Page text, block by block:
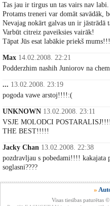
Tas jau ir tirgus un tas vairs nav labi.
Protams treneri var domāt savādāk,
Nevajag nokārt galvas un ir jāstrādā
Varbūt citreiz paveiksies vairāk!
Tāpat Jūs esat labākie priekš mums!!!
Max 14.02.2008. 22:21
Podderzhim nashih Juniorov na
... 13.02.2008. 23:19
pogoda vawe arstoj!!!!:(
UNKNOWN 13.02.2008. 23:11
VSJE MOLODCI
THE BEST!!!!!
Jacky Chan 13.02.2008. 22:38
pozdravljau s pobedami!!!! kakajata
soglasni????
»
Visas tiesības paturētas